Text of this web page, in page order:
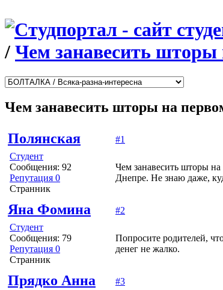
/ Чем занавесить шторы
Чем занавесить шторы на
Полянская
Студент
Сообщения: 92
Репутация 0
Странник
#1
Чем занавесить шторы
Днепре. Не знаю даже,
Яна Фомина
Студент
Сообщения: 79
Репутация 0
Странник
#2
Попросите родителей,
денег не жалко.
Прядко Анна #3